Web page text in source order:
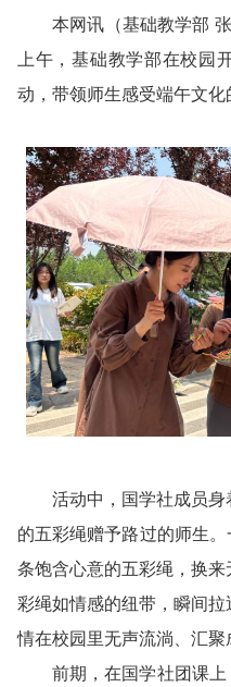
本网讯 （基础教学部 张
上午，基础教学部在校园
动，带领师生感受端午文化
活动中，国学社成员
的五彩绳赠予路过的师生
条饱含心意的五彩绳，换
彩绳如情感的纽带，瞬间
情在校园里无声流淌、汇聚
前期，在国学社团课